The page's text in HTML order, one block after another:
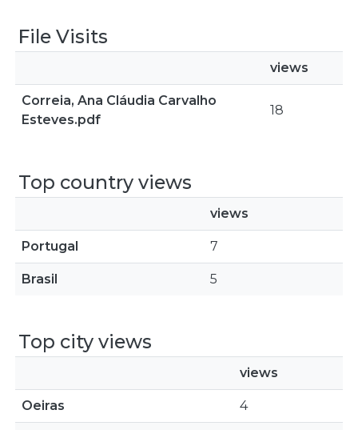
File Visits
views
Correia, Ana Cláudia Carvalho
Esteves.pdf
18
Top country views
views
Portugal 7
Brasil 5
Top city views
views
Oeiras 4